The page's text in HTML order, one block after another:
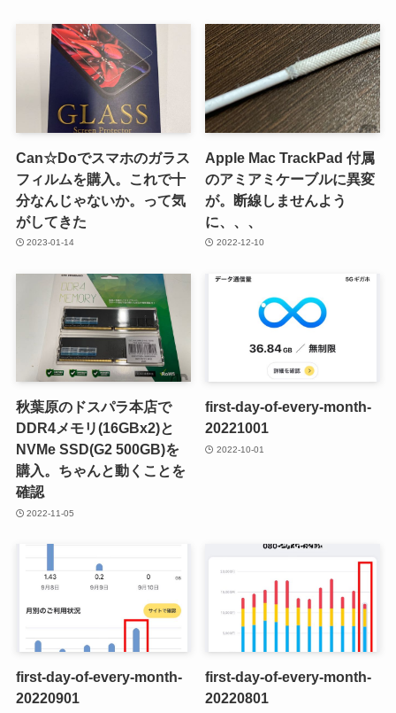
Can☆Doでスマホのガラス
フィルムを購入。これで十
分なんじゃないか。って気
がしてきた
2023-01-14
Apple Mac TrackPad 付属
のアミアミケーブルに異変
が。断線しませんよう
に、、、
2022-12-10
秋葉原のドスパラ本店で
DDR4メモリ(16GBx2)と
NVMe SSD(G2 500GB)を
購入。ちゃんと動くことを
確認
2022-11-05
first-day-of-every-month-
20221001
2022-10-01
first-day-of-every-month-
20220901
first-day-of-every-month-
20220801